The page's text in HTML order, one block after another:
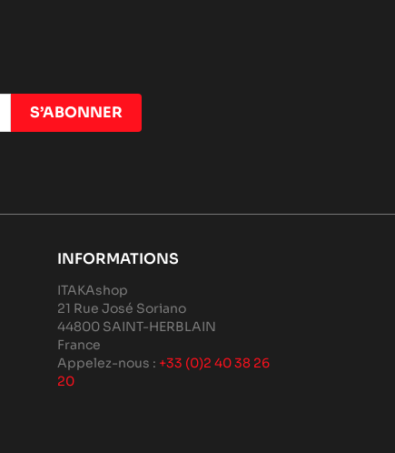
INFORMATIONS
ITAKAshop
21 Rue José Soriano
44800 SAINT-HERBLAIN
France
Appelez-nous : +33 (0)2 40 38 26
20